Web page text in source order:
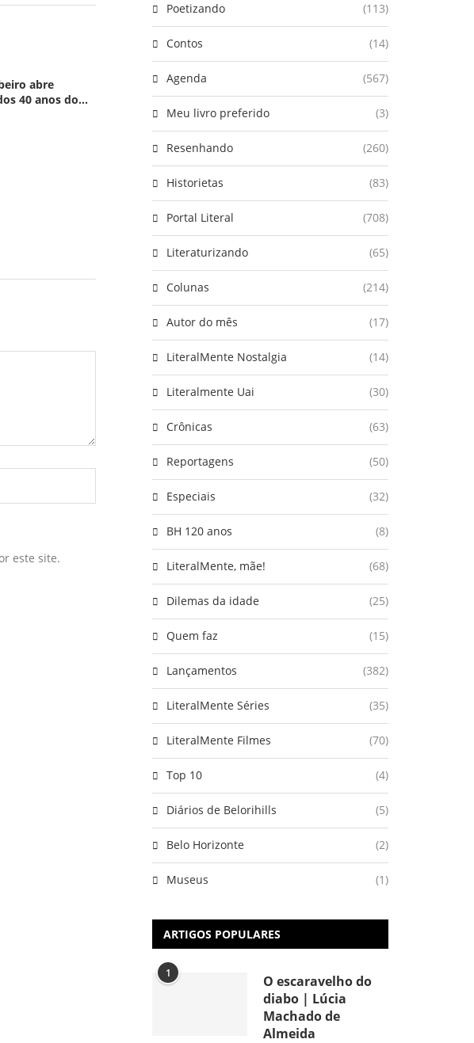
abre
40 anos do...
este site.
Poetizando (113)
Contos (14)
Agenda (567)
Meu livro preferido (3)
Resenhando (260)
Historietas (83)
Portal Literal (708)
Literaturizando (65)
Colunas (214)
Autor do mês (17)
LiteralMente Nostalgia (14)
Literalmente Uai (30)
Crônicas (63)
Reportagens (50)
Especiais (32)
BH 120 anos (8)
LiteralMente, mãe! (68)
Dilemas da idade (25)
Quem faz (15)
Lançamentos (382)
LiteralMente Séries (35)
LiteralMente Filmes (70)
Top 10 (4)
Diários de Belorihills (5)
Belo Horizonte (2)
Museus (1)
ARTIGOS POPULARES
1
O escaravelho do
diabo | Lúcia
Machado de
Almeida